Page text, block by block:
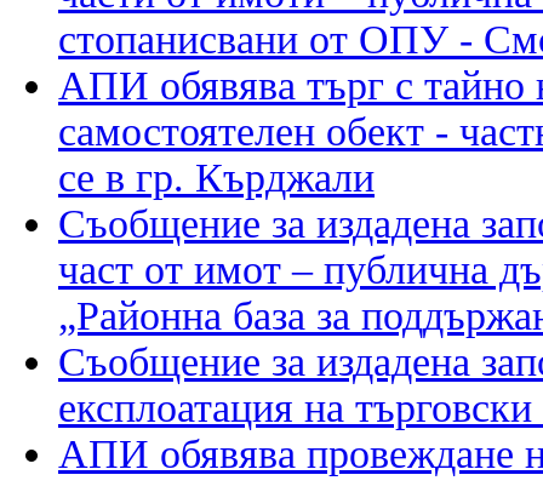
стопанисвани от ОПУ -
АПИ обявява търг с тайно
самостоятелен обект -
се в гр. Кърджали
Съобщение за издадена
част от имот – публична
„Районна база за
Съобщение за издадена
експлоатация на
АПИ обявява провеждане